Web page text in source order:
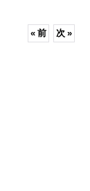
« 前 次 »